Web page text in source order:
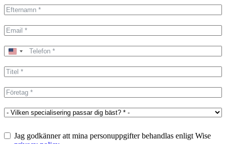
United
+1
Jag godkänner att mina personuppgifter behandlas enligt Wise